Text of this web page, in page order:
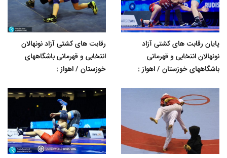
پایان رقابت های کشتی آزاد
نونهالان انتخابی و قهرمانی
باشگاههای خوزستان / اهواز :
رقابت های کشتی آزاد نونهالان
انتخابی و قهرمانی باشگاههای
خوزستان / اهواز :